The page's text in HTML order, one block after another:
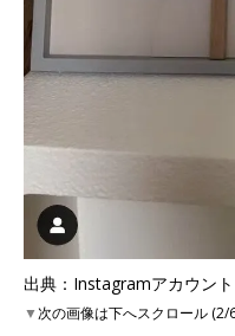
出典：Instagramアカウント
▼次の画像は下へスクロール (2/